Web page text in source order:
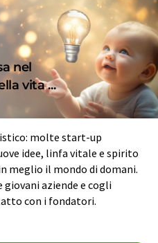
nel
vita ...
molte start-up
idee, linfa vitale e spirito
meglio il mondo di domani.
aziende e cogli
con i fondatori.